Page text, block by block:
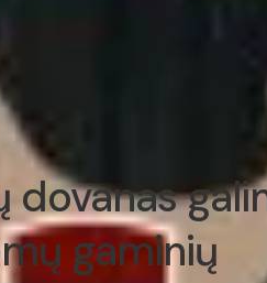
dovanas
gaminių